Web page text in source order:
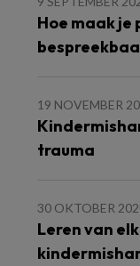
Hoe maak je
19 NOVEMBER
trauma
30 OKTOBER
Leren van